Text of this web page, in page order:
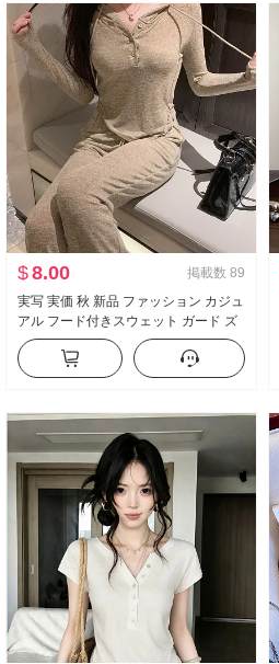
$8.00 掲載数 89
実写 実価 秋 新品 ファッション カジュ
アル フード付きスウェット ガード ズ
ボン スリム効果 セットアップ スポー
ツスーツ 女性 トレンド